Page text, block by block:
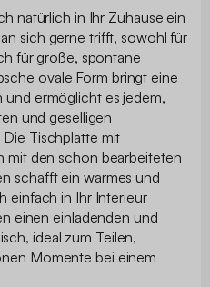
natürlich in Ihr Zuhause ein
sich gerne trifft, sowohl für
für große, spontane
ovale Form bringt eine
und ermöglicht es jedem,
und geselligen
Tischplatte mit
mit den schön bearbeiteten
schafft ein warmes und
einfach in Ihr Interieur
einen einladenden und
ideal zum Teilen,
Momente bei einem